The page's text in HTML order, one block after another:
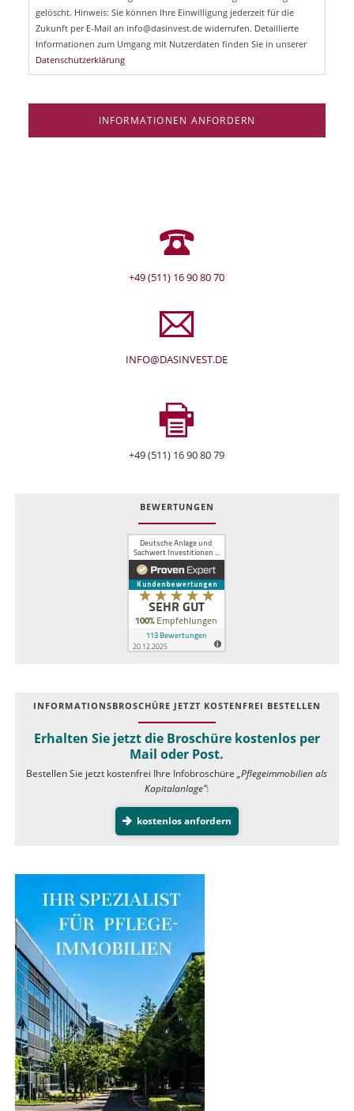
gelöscht. Hinweis: Sie können Ihre Einwilligung jederzeit für die
Zukunft per E-Mail an info@dasinvest.de widerrufen. Detaillierte
Informationen zum Umgang mit Nutzerdaten finden Sie in unserer
Datenschutzerklärung
INFORMATIONEN ANFORDERN
+49 (511) 16 90 80 70
INFO@DASINVEST.DE
+49 (511) 16 90 80 79
BEWERTUNGEN
INFOR­MATIONS­BROSCHÜRE JETZT KOSTEN­FREI BESTELLEN
Erhalten Sie jetzt die Broschüre kostenlos per
Mail oder Post.
Bestellen Sie jetzt kostenfrei Ihre Infobroschüre„Pflegeimmobilien als
Kapitalanlage”:
kostenlos anfordern